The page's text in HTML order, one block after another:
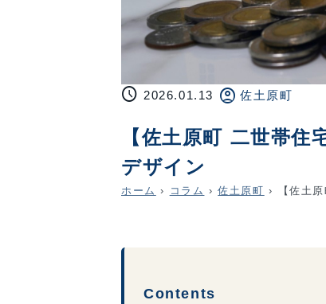
schedule 2026.01.13 account_circle 佐土原町
【佐土原町 二世帯
デザイン
ホーム › コラム › 佐土原町 › 【佐土
Contents